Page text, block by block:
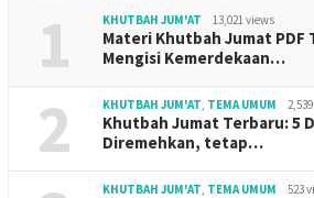
1 KHUTBAH JUM'AT 13,021 views
Materi Khutbah Jumat
Mengisi Kemerdekaan…
2 KHUTBAH JUM'AT TEMA UMUM
Khutbah Jumat Terbaru: 5
Diremehkan, tetap…
KHUTBAH JUM'AT TEMA UMUM 523